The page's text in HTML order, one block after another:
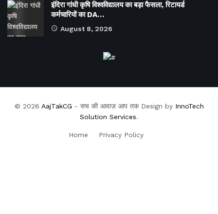
इंदिरा गांधी कृषि विश्वविद्यालय का बड़ा फैसला, रिटायर्ड
कर्मचारियों का DA…
August 8, 2026
© 2026 AajTakCG - सच की आवाज़ आप तक Design by InnoTech
Solution Services.
Home Privacy Policy